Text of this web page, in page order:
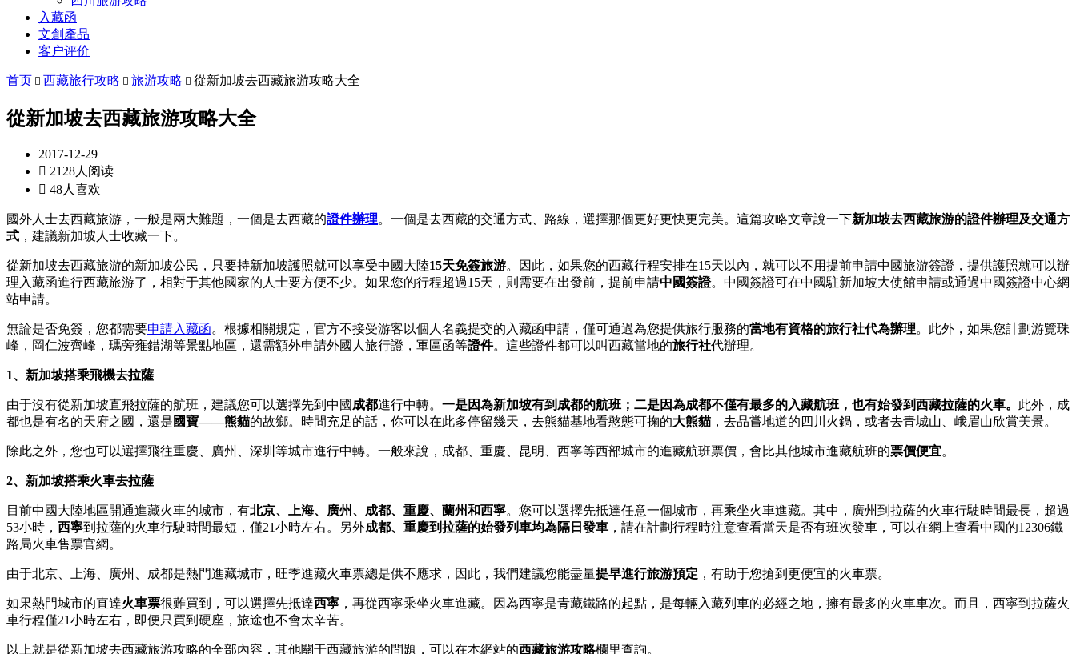
入藏函
文創產品
客户评价
首页  西藏旅行攻略  旅游攻略  從新加坡去西藏旅游攻略大全
從新加坡去西藏旅游攻略大全
2017-12-29
 2128人阅读
 48人喜欢
國外人士去西藏旅游，一般是兩大難題，一個是去西藏的證件辦理。一個是去西藏的交通方式、路線，選擇那個更好更快更完美。這篇攻略文章說一下新加坡去西藏旅游的證件辦理及交通方
式 ，建議新加坡人士收藏一下。
從新加坡去西藏旅游的新加坡公民，只要持新加坡護照就可以享受中國大陸15天免簽旅游。因此，如果您的西藏行程安排在15天以內，就可以不用提前申請中國旅游簽證，提供護照就可以辦
理入藏函進行西藏旅游了，相對于其他國家的人士要方便不少。如果您的行程超過15天，則需要在出發前，提前申請中國簽證。中國簽證可在中國駐新加坡大使館申請或通過中國簽證中心網
站申請。
無論是否免簽，您都需要申請入藏函。根據相關規定，官方不接受游客以個人名義提交的入藏函申請，僅可通過為您提供旅行服務的當地有資格的旅行社代為辦理。此外，如果您計劃游覽珠
峰，岡仁波齊峰，瑪旁雍錯湖等景點地區，還需額外申請外國人旅行證，軍區函等證件。這些證件都可以叫西藏當地的旅行社代辦理。
1、新加坡搭乘飛機去拉薩
由于沒有從新加坡直飛拉薩的航班，建議您可以選擇先到中國成都進行中轉。 一是因為新加坡有到成都的航班；二是因為成都不僅有最多的入藏航班，也有始發到西藏拉薩的火車。 此外，成
都也是有名的天府之國，還是 國寶——熊貓的故鄉。時間充足的話，你可以在此多停留幾天，去熊貓基地看憨態可掬的大熊貓 ，去品嘗地道的四川火鍋，或者去青城山、峨眉山欣賞美景。
除此之外，您也可以選擇飛往重慶、廣州、深圳等城市進行中轉。一般來說，成都、重慶、昆明、西寧等西部城市的進藏航班票價，會比其他城市進藏航班的票價便宜。
2、新加坡搭乘火車去拉薩
目前中國大陸地區開通進藏火車的城市，有北京、上海、廣州、成都、重慶、蘭州和西寧。您可以選擇先抵達任意一個城市，再乘坐火車進藏。其中，廣州到拉薩的火車行駛時間最長，超過
53小時， 西寧到拉薩的火車行駛時間最短，僅21小時左右。另外成都、重慶到拉薩的始發列車均為隔日發車 ，請在計劃行程時注意查看當天是否有班次發車，可以在網上查看中國的12306鐵
路局火車售票官網。
由于北京、上海、廣州、成都是熱門進藏城市，旺季進藏火車票總是供不應求，因此，我們建議您能盡量提早進行旅游預定 ，有助于您搶到更便宜的火車票。
如果熱門城市的直達火車票很難買到，可以選擇先抵達西寧 ，再從西寧乘坐火車進藏。因為西寧是青藏鐵路的起點，是每輛入藏列車的必經之地，擁有最多的火車車次。而且，西寧到拉薩火
車行程僅21小時左右，即便只買到硬座，旅途也不會太辛苦。
以上就是從新加坡去西藏旅游攻略的全部內容，其他關于西藏旅游的問題，可以在本網站的西藏旅游攻略欄里查詢。